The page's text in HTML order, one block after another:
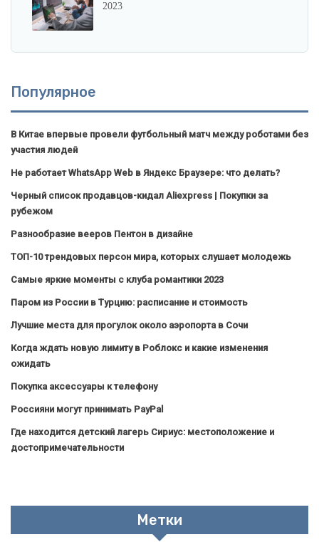
2023
Популярное
В Китае впервые провели футбольный матч между роботами без
участия людей
Не работает WhatsApp Web в Яндекс Браузере: что делать?
Черный список продавцов-кидал Aliexpress | Покупки за
рубежом
Разнообразие вееров Пентон в дизайне
ТОП-10 трендовых персон мира, которых слушает молодежь
Самые яркие моменты с клуба романтики 2023
Паром из России в Турцию: расписание и стоимость
Лучшие места для прогулок около аэропорта в Сочи
Когда ждать новую лимиту в Роблокс и какие изменения
ожидать
Покупка аксессуары к телефону
Россияни могут принимать PayPal
Где находится детский лагерь Сириус: местоположение и
достопримечательности
Метки